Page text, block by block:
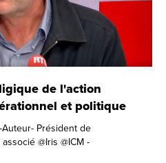
de l'action
et politique
Auteur- Président de
@Iris @ICM -